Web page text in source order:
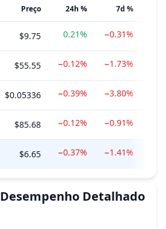
Preço 24h % 7d %
$9.75 0.21% −0.31%
$55.55 −0.12% −1.73%
$0.05336 −0.39% −3.80%
$85.68 −0.12% −0.91%
$6.65 −0.37% −1.41%
Desempenho Detalhado